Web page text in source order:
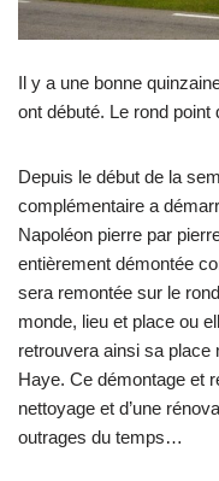
Il y a une bonne
ont débuté. Le rond
Depuis le début de la
complémentaire a
Napoléon pierre par
entièrement démontée
sera remontée sur le
monde, lieu et place ou
retrouvera ainsi sa place
Haye. Ce démontage et
nettoyage et d’une
outrages du temps…